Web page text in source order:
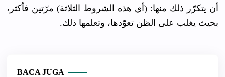
أن يتكرّر ذلك منها: (أي هذه الشروط الثلاثة) مرّتين فأكثر،
بحيث يغلب على الظن تعوّدها، وتعلمها ذلك.
BACA JUGA